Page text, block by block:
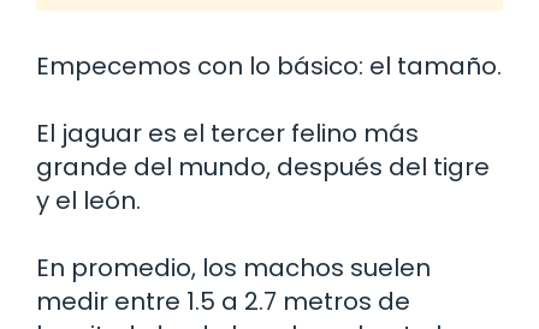
Empecemos con lo básico: el tamaño.
El jaguar es el tercer felino más
grande del mundo, después del tigre
y el león.
En promedio, los machos suelen
medir entre 1.5 a 2.7 metros de